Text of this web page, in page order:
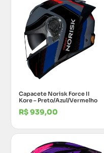
Capacete Norisk Force II
Kore – Preto/Azul/Vermelho
R$939,00